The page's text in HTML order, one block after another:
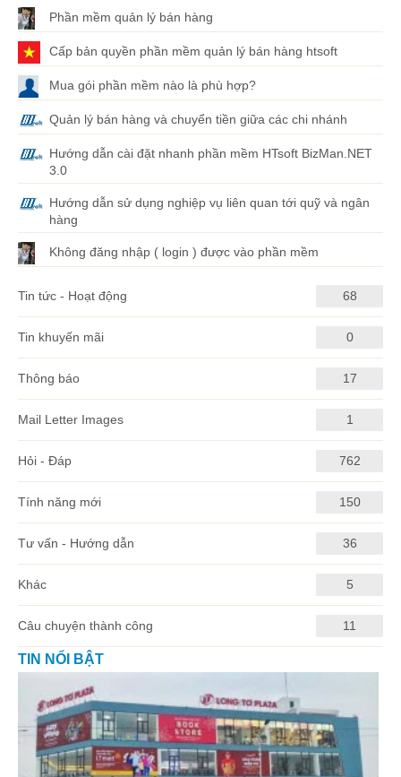
Phần mềm quản lý bán hàng
Cấp bản quyền phần mềm quản lý bán hàng htsoft
Mua gói phần mềm nào là phù hợp?
Quản lý bán hàng và chuyển tiền giữa các chi nhánh
Hướng dẫn cài đặt nhanh phần mềm HTsoft BizMan.NET
3.0
Hướng dẫn sử dụng nghiệp vụ liên quan tới quỹ và ngân
hàng
Không đăng nhập ( login ) được vào phần mềm
Tin tức - Hoạt động 68
Tin khuyến mãi 0
Thông báo 17
Mail Letter Images 1
Hỏi - Đáp 762
Tính năng mới 150
Tư vấn - Hướng dẫn 36
Khác 5
Câu chuyện thành công 11
TIN NỔI BẬT